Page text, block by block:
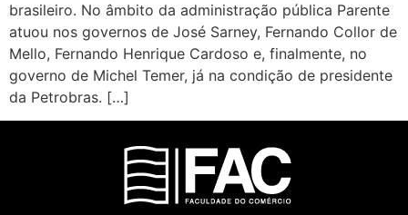
brasileiro. No âmbito da administração pública Parente
atuou nos governos de José Sarney, Fernando Collor de
Mello, Fernando Henrique Cardoso e, finalmente, no
governo de Michel Temer, já na condição de presidente
da Petrobras. […]